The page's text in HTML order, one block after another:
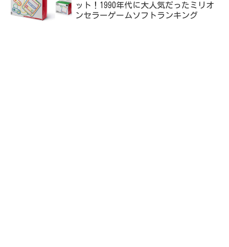
ット！1990年代に大人気だったミリオ
ンセラーゲームソフトランキング